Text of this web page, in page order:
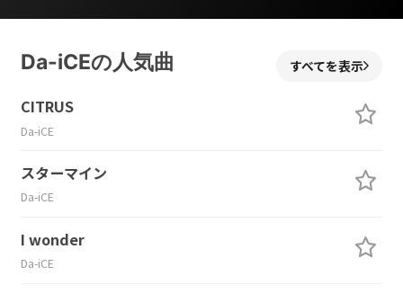
Da-iCEの人気曲 すべてを表示
CITRUS
Da-iCE
スターマイン
Da-iCE
I wonder
Da-iCE